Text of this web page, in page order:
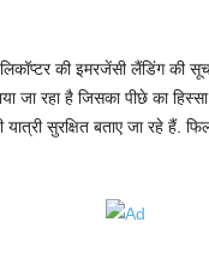
की इमरजेंसी लैंडिंग की
जा रहा है जिसका पीछे का हिस्सा
यात्री सुरक्षित बताए जा रहे हैं.